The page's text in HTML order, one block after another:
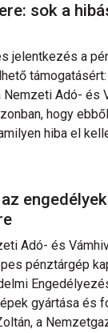
sok a
jelentkezés a
Adó- és
hogy
hiba el
Adó- és
pénztárgép
gyártása és
a